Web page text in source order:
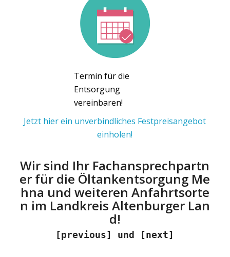
Termin für die
Entsorgung
vereinbaren!
Jetzt hier ein unverbindliches Festpreisangebot
einholen!
Wir sind Ihr Fachansprechpartn
er für die Öltankentsorgung Me
hna und weiteren Anfahrtsorte
n im Landkreis Altenburger Lan
d!
[previous] und [next]